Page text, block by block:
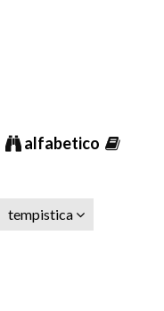
alfabetico
tempistica